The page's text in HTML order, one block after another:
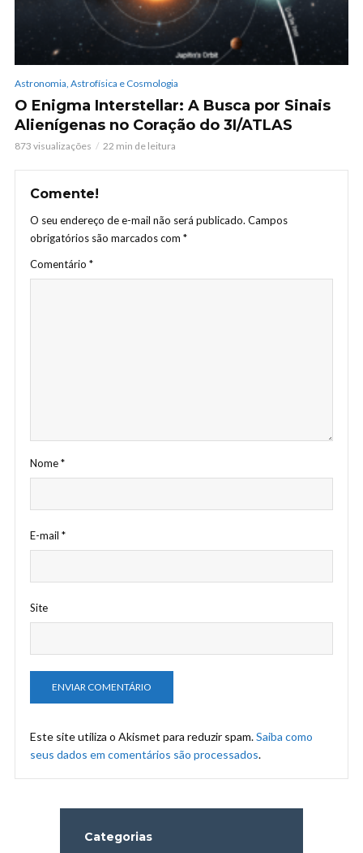
Astronomia, Astrofísica e Cosmologia
O Enigma Interstellar: A Busca por Sinais
Alienígenas no Coração do 3I/ATLAS
873 visualizações 22 min de leitura
Comente!
O seu endereço de e-mail não será publicado. Campos
obrigatórios são marcados com *
Comentário *
Nome*
E-mail *
Site
Este site utiliza o Akismet para reduzir spam.Saiba como
seus dados em comentários são processados.
Categorias